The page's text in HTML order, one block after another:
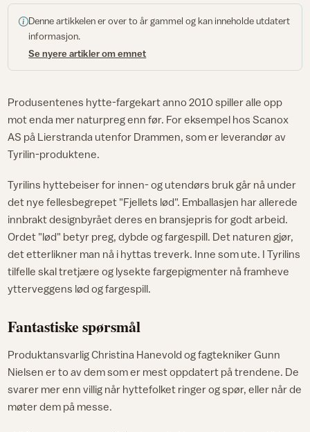
Denne artikkelen er over to år gammel og kan inneholde utdatert
informasjon.
Se nyere artikler om emnet
Produsentenes hytte-fargekart anno 2010 spiller alle opp
mot enda mer naturpreg enn før. For eksempel hos Scanox
AS på Lierstranda utenfor Drammen, som er leverandør av
Tyrilin-produktene.
Tyrilins hyttebeiser for innen- og utendørs bruk går nå under
det nye fellesbegrepet "Fjellets lød". Emballasjen har allerede
innbrakt designbyrået deres en bransjepris for godt arbeid.
Ordet "lød" betyr preg, dybde og fargespill. Det naturen gjør,
det etterlikner man nå i hyttas treverk. Inne som ute. I Tyrilins
tilfelle skal tretjære og lysekte fargepigmenter nå framheve
ytterveggens lød og fargespill.
Fantastiske spørsmål
Produktansvarlig Christina Hanevold og fagtekniker Gunn
Nielsen er to av dem som er mest oppdatert på trendene. De
svarer mer enn villig når hyttefolket ringer og spør, eller når de
møter dem på messe.